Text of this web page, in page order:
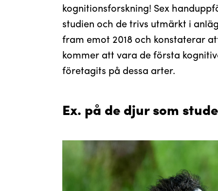
kognitionsforskning! Sex
studien och de trivs utmärkt i
fram emot 2018 och konstaterar
kommer att vara de första
företagits på dessa arter.
Ex. på de djur som